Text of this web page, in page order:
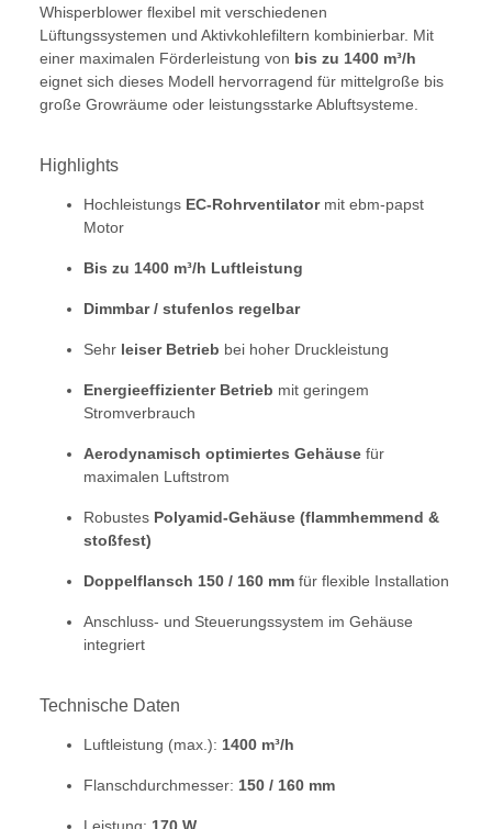
Whisperblower flexibel mit verschiedenen
Lüftungssystemen und Aktivkohlefiltern kombinierbar. Mit
einer maximalen Förderleistung von bis zu 1400 m³/h
eignet sich dieses Modell hervorragend für mittelgroße bis
große Growräume oder leistungsstarke Abluftsysteme.
Highlights
Hochleistungs EC-Rohrventilatormit ebm-papst
Motor
Bis zu 1400 m³/h Luftleistung
Dimmbar / stufenlos regelbar
Sehr leiser Betrieb bei hoher Druckleistung
Energieeffizienter Betrieb mit geringem
Stromverbrauch
Aerodynamisch optimiertes Gehäuse für
maximalen Luftstrom
Robustes Polyamid-Gehäuse (flammhemmend &
stoßfest)
Doppelflansch 150 / 160 mm für flexible Installation
Anschluss- und Steuerungssystem im Gehäuse
integriert
Technische Daten
Luftleistung (max.): 1400 m³/h
Flanschdurchmesser: 150 / 160 mm